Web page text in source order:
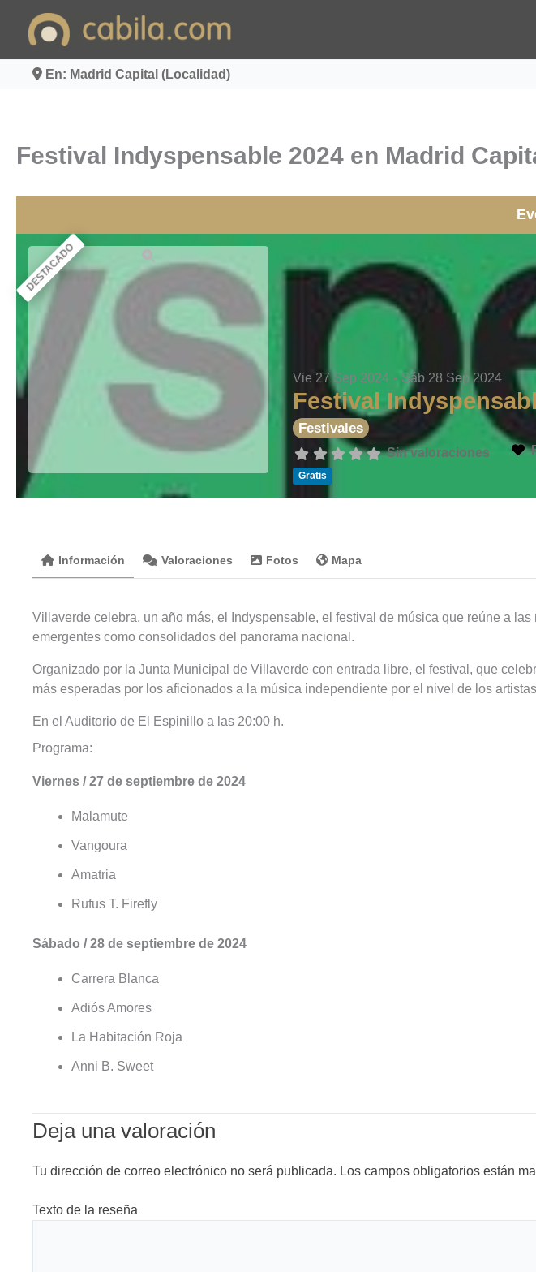
En: Madrid Capital (Localidad)
Festival Indyspensable 2024 en Madrid
DESTACADO
Vie 27 Sep 2024 - Sáb 28 Sep 2024
Festival
Festivales
Sin valoraciones
Gratis
Información Valoraciones Fotos Mapa
Villaverde celebra, un año más, el Indyspensable, el festival de música que reúne a
emergentes como consolidados del panorama nacional.
Organizado por la Junta Municipal de Villaverde con entrada libre, el festival, que
más esperadas por los aficionados a la música independiente por el nivel de los
En el Auditorio de El Espinillo a las 20:00 h.
Programa:
Viernes / 27 de septiembre de 2024
Malamute
Vangoura
Amatria
Rufus T. Firefly
Sábado / 28 de septiembre de 2024
Carrera Blanca
Adiós Amores
La Habitación Roja
Anni B. Sweet
Deja una valoración
Tu dirección de correo electrónico no será publicada. Los campos obligatorios están
Texto de la reseña